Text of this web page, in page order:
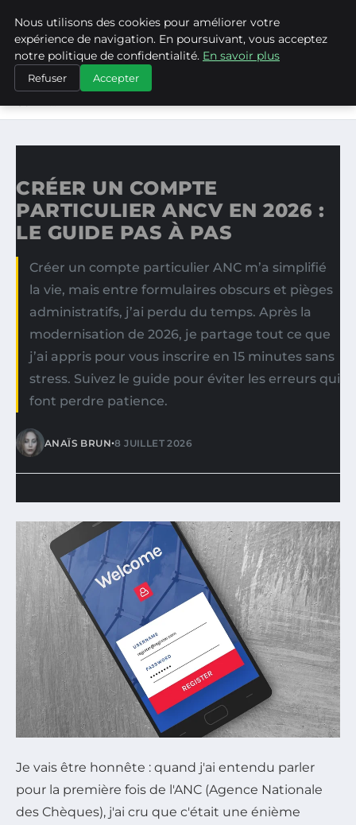
ASVPP
ACCUEIL
CRÉER UN COMPTE PARTICULIER ANCV EN 2026 : LE
CRÉER UN COMPTE
PARTICULIER ANCV EN 2026 :
LE GUIDE PAS À PAS
Créer un compte particulier ANC m’a simplifié
la vie, mais entre formulaires obscurs et pièges
administratifs, j’ai perdu du temps. Après la
modernisation de 2026, je partage tout ce que
j’ai appris pour vous inscrire en 15 minutes sans
stress. Suivez le guide pour éviter les erreurs qui
font perdre patience.
ANAÏS BRUN•8 JUILLET 2026
Je vais être honnête : quand j'ai entendu parler
pour la première fois de l'ANC (Agence Nationale
des Chèques), j'ai cru que c'était une énième
Nous utilisons des cookies pour améliorer votre
expérience de navigation. En poursuivant, vous acceptez
notre politique de confidentialité. En savoir plus
Refuser Accepter